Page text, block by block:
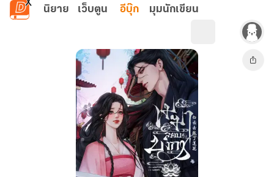
ข้ามไปยังเนื้อหาหลัก
นิยาย เว็บตูน อีบุ๊ก มุมนักเขียน